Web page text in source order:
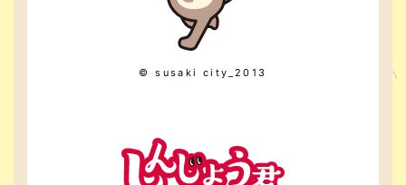
© susaki city_2013